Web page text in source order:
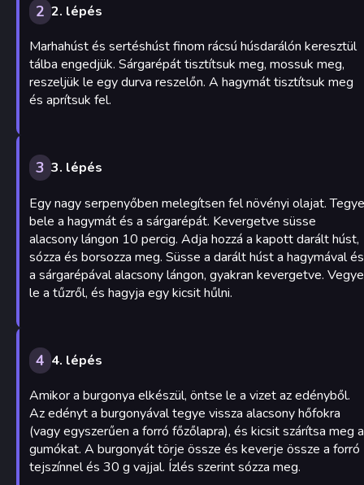
2 2. lépés
Marhahúst és sertéshúst finom rácsú húsdarálón keresztül
tálba engedjük. Sárgarépát tisztítsuk meg, mossuk meg,
reszeljük le egy durva reszelőn. A hagymát tisztítsuk meg
és aprítsuk fel.
3 3. lépés
Egy nagy serpenyőben melegítsen fel növényi olajat. Tegye
bele a hagymát és a sárgarépát. Kevergetve süsse
alacsony lángon 10 percig. Adja hozzá a kapott darált húst,
sózza és borsozza meg. Süsse a darált húst a hagymával és
a sárgarépával alacsony lángon, gyakran kevergetve. Vegye
le a tűzről, és hagyja egy kicsit hűlni.
4 4. lépés
Amikor a burgonya elkészül, öntse le a vizet az edényből.
Az edényt a burgonyával tegye vissza alacsony hőfokra
(vagy egyszerűen a forró főzőlapra), és kicsit szárítsa meg a
gumókat. A burgonyát törje össze és keverje össze a forró
tejszínnel és 30 g vajjal. Ízlés szerint sózza meg.